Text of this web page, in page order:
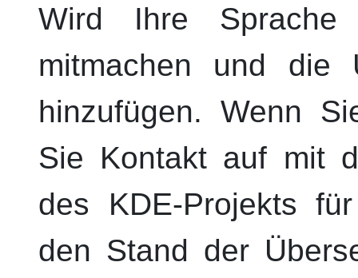
Wird Ihre Sprache
mitmachen und die
hinzufügen. Wenn
Sie Kontakt auf mit
des KDE-Projekts
den Stand der